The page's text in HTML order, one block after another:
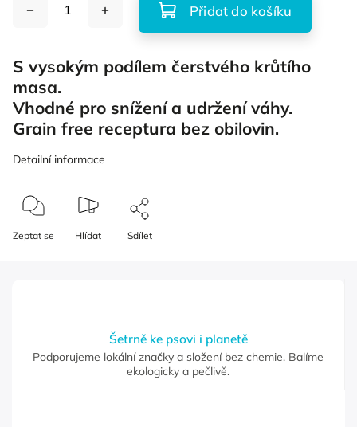
Přidat do košíku
S vysokým podílem čerstvého krůtího
masa.
Vhodné pro snížení a udržení váhy.
Grain free receptura bez obilovin.
Detailní informace
Zeptat se Hlídat Sdílet
Šetrně ke psovi i planetě
Podporujeme lokální značky a složení bez chemie. Balíme
ekologicky a pečlivě.